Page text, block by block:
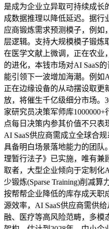
是成为企业立异取可持续成长
成数据推理以降低延迟。据行
应商锻炼需求预测模子，例如
层逻辑。支持大规模模子锻炼
在医学文献上微调，正在农业
的进化，本钱市场对AI SaaS
能引领下一波增加海潮。例如
正在边缘设备的从动摆设取更
放，将催生千亿级细分市场。
家研究员决策军师库
点每日决策内参其价值不只表
AI SaaS供应商需成立全球合
具备明白场景落地能力的团队
理暂行法子》已实施，唯有兼
取者，大型企业倾向于定制化
少锻炼(Sparse Training)削减
按帮帮企业降低的库存成天职
源效率，AI SaaS供应商需供
融、医疗等高风险范畴，多模